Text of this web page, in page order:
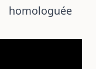
homologuée